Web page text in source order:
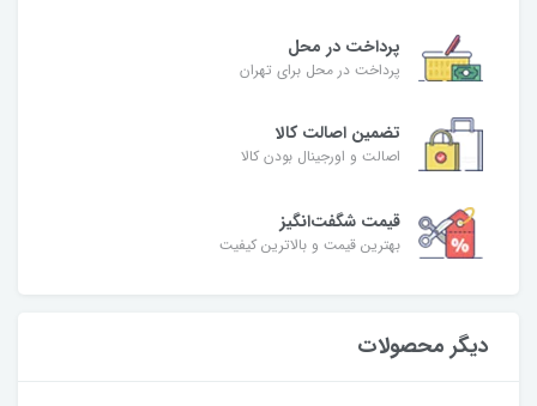
پرداخت در محل
پرداخت در محل برای تهران
تضمین اصالت کالا
اصالت و اورجینال بودن کالا
قیمت شگفت‌انگیز
بهترین قیمت و بالاترین کیفیت
دیگر محصولات